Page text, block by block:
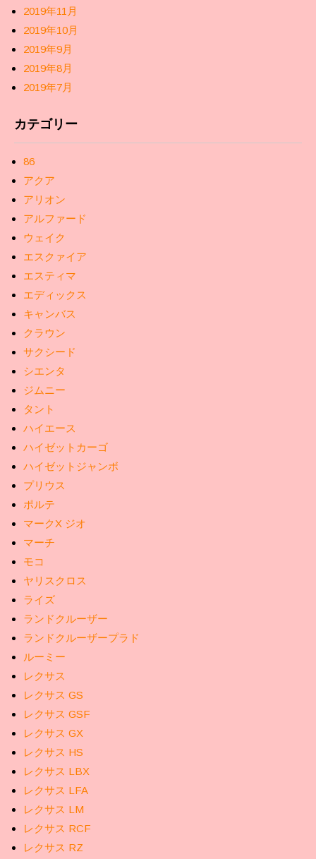
2019年11月
2019年10月
2019年9月
2019年8月
2019年7月
カテゴリー
86
アクア
アリオン
アルファード
ウェイク
エスクァイア
エスティマ
エディックス
キャンバス
クラウン
サクシード
シエンタ
ジムニー
タント
ハイエース
ハイゼットカーゴ
ハイゼットジャンボ
プリウス
ポルテ
マークX ジオ
マーチ
モコ
ヤリスクロス
ライズ
ランドクルーザー
ランドクルーザープラド
ルーミー
レクサス
レクサス GS
レクサス GSF
レクサス GX
レクサス HS
レクサス LBX
レクサス LFA
レクサス LM
レクサス RCF
レクサス RZ